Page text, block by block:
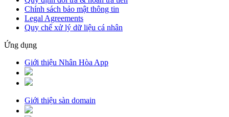
Chính sách bảo mật thông tin
Legal Agreements
Quy chế xử lý dữ liệu cá nhân
Ứng dụng
Giới thiệu Nhân Hòa App
Giới thiệu sàn domain